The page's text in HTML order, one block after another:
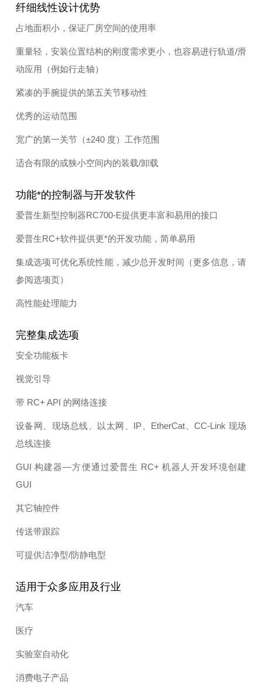
纤细线性设计优势
占地面积小，保证厂房空间的使用率
重量轻，安装位置结构的刚度需求更小，也容易进行轨道/滑
动应用（例如行走轴）
紧凑的手腕提供的第五关节移动性
优秀的运动范围
宽广的第一关节（±240 度）工作范围
适合有限的或狭小空间内的装载/卸载
功能*的控制器与开发软件
爱普生新型控制器RC700-E提供更丰富和易用的接口
爱普生RC+软件提供更*的开发功能，简单易用
集成选项可优化系统性能，减少总开发时间（更多信息，请
参阅选项页）
高性能处理能力
完整集成选项
安全功能板卡
视觉引导
带 RC+ API 的网络连接
设备网、现场总线、以太网、IP、EtherCat、CC-Link 现场
总线连接
GUI 构建器—方便通过爱普生 RC+ 机器人开发环境创建
GUI
其它轴控件
传送带跟踪
可提供洁净型/防静电型
适用于众多应用及行业
汽车
医疗
实验室自动化
消费电子产品